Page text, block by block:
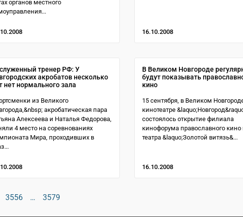
органов местного
16.10.2008
тренер РФ: У
акробатов несколько
нет нормального зала
из Великого
акробатическая пара
Алексеева и Наталья Федорова,
4 место на соревнованиях
Мира, проходивших в
В Великом Новгороде
будут показывать
кино
15 сентября, в Великом
кинотеатре
состоялось открытие филиала
кинофорума православного кино
театра &laquo;Золотой витязь&...
16.10.2008
3556 … 3579